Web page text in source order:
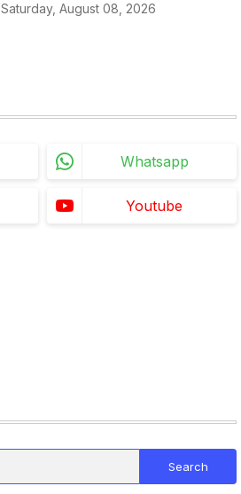
Saturday, August 08, 2026
Whatsapp
Youtube